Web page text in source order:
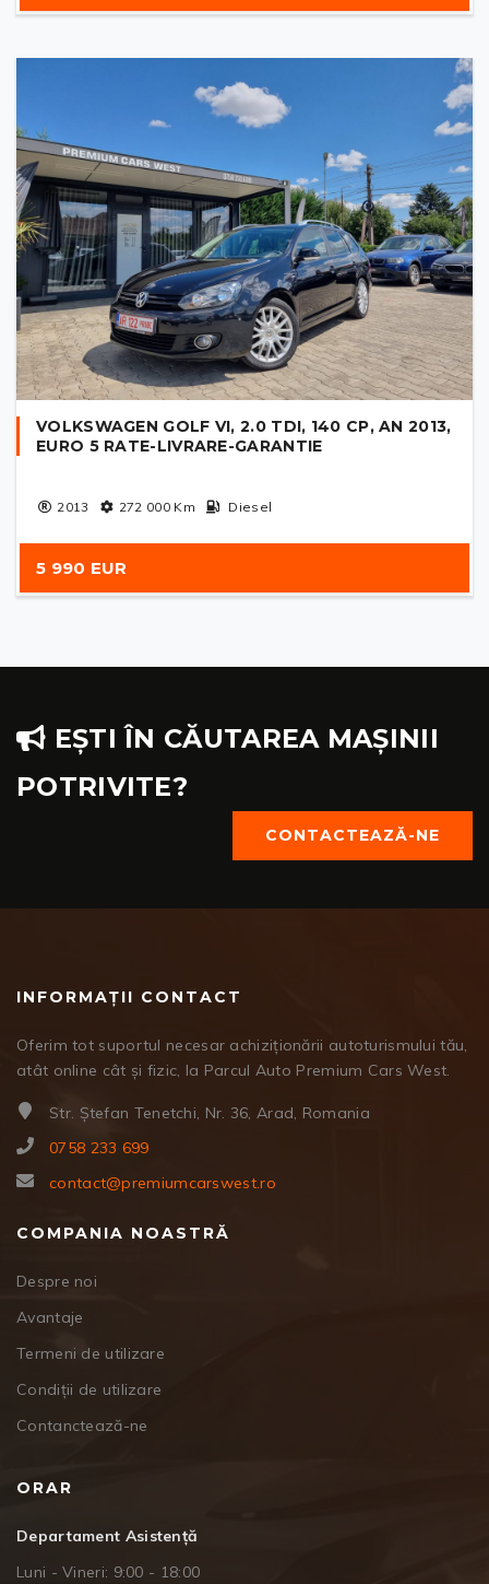
VOLKSWAGEN GOLF VI, 2.0 TDI, 140 CP, AN 2013,
EURO 5 RATE-LIVRARE-GARANTIE
2013 272 000Km Diesel
5 990 EUR
EȘTI ÎN CĂUTAREA MAȘINII
POTRIVITE?
CONTACTEAZĂ-NE
INFORMAȚII CONTACT
Oferim tot suportul necesar achiziționării autoturismului tău,
atât online cât și fizic, la Parcul Auto Premium Cars West.
Str. Ștefan Tenetchi, Nr. 36, Arad, Romania
0758 233 699
contact@premiumcarswest.ro
COMPANIA NOASTRĂ
Despre noi
Avantaje
Termeni de utilizare
Condiții de utilizare
Contanctează-ne
ORAR
Departament Asistență
Luni - Vineri: 9:00 - 18:00